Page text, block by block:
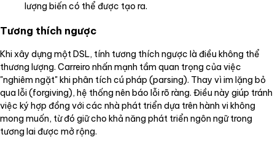
lượng biến có thể được tạo ra.
Tương thích ngược
Khi xây dựng một DSL, tính tương thích ngược là điều không thể
thương lượng. Carreiro nhấn mạnh tầm quan trọng của việc
"nghiêm ngặt" khi phân tích cú pháp (parsing). Thay vì im lặng bỏ
qua lỗi (forgiving), hệ thống nên báo lỗi rõ ràng. Điều này giúp tránh
việc ký hợp đồng với các nhà phát triển dựa trên hành vi không
mong muốn, từ đó giữ cho khả năng phát triển ngôn ngữ trong
tương lai được mở rộng.